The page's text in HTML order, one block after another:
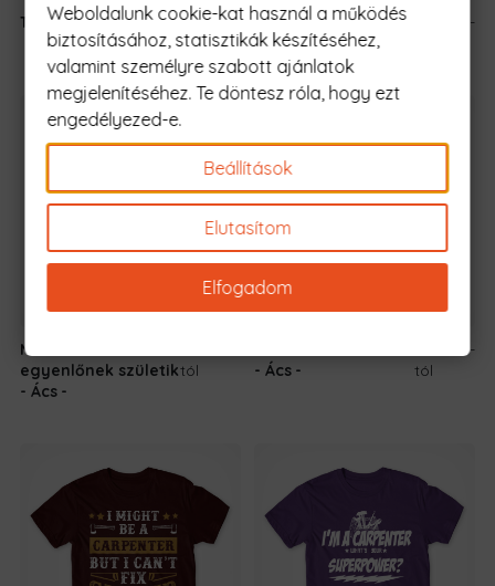
Tetőfedő Apa 5990 Ft-tól
Ács vagyok, neked
mi a szupererőd?
-
Minden férfi
egyenlőnek születik
- Ács
tól
- Ács
5990 Ft-
tól
Weboldalunk cookie-kat használ a működés
biztosításához, statisztikák készítéséhez,
valamint személyre szabott ajánlatok
megjelenítéséhez. Te döntesz róla, hogy ezt
engedélyezed-e.
Beállítások
Elutasítom
Elfogadom